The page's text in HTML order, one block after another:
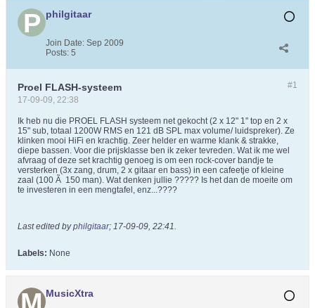
philgitaar
Join Date: Sep 2009
Posts: 5
#1
Proel FLASH-systeem
17-09-09, 22:38
Ik heb nu die PROEL FLASH systeem net gekocht (2 x 12" 1" top en 2 x
15" sub, totaal 1200W RMS en 121 dB SPL max volume/ luidspreker). Ze
klinken mooi HiFi en krachtig. Zeer helder en warme klank & strakke,
diepe bassen. Voor die prijsklasse ben ik zeker tevreden. Wat ik me wel
afvraag of deze set krachtig genoeg is om een rock-cover bandje te
versterken (3x zang, drum, 2 x gitaar en bass) in een cafeetje of kleine
zaal (100 Ã 150 man). Wat denken jullie ????? Is het dan de moeite om
te investeren in een mengtafel, enz...????
Last edited byphilgitaar; 17-09-09, 22:41.
Labels: None
MusicXtra